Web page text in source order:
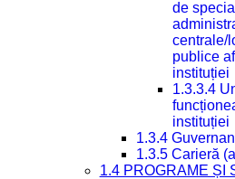
de
centrale/
publice
instituției
1.3.3.4
instituției
1.3.4
1.3.5 Carieră
1.4 PROGRAME ȘI